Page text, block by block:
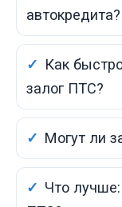
автокредита?
Как
залог ПТС?
Могут ли
Что лучше: